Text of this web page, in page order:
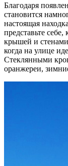
Благодаря
становится
настоящая
представьте
крышей и стенами
когда на улице
Стеклянными
оранжереи,